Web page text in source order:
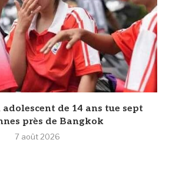
de 14 ans tue sept
près de Bangkok
7 août 2026